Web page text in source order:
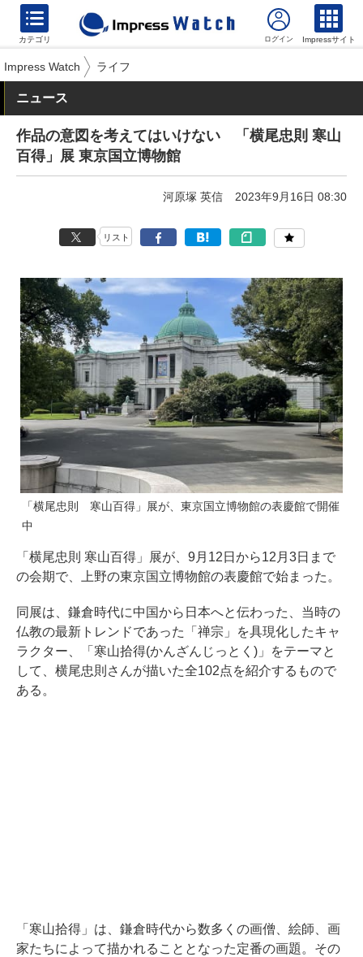
カテゴリ Impressサイト
Impress Watch ライフ
ニュース
作品の意図を考えてはいけない 「横尾忠則 寒山
百得」展 東京国立博物館
河原塚 英信 2023年9月16日 08:30
リスト
「横尾忠則 寒山百得」展が、東京国立博物館の表慶館で開催
中
「横尾忠則 寒山百得」展が、9月12日から12月3日まで
の会期で、上野の東京国立博物館の表慶館で始まった。
同展は、鎌倉時代に中国から日本へと伝わった、当時の
仏教の最新トレンドであった「禅宗」を具現化したキャ
ラクター、「寒山拾得(かんざんじっとく)」をテーマと
して、横尾忠則さんが描いた全102点を紹介するもので
ある。
「寒山拾得」は、鎌倉時代から数多くの画僧、絵師、画
家たちによって描かれることとなった定番の画題。その